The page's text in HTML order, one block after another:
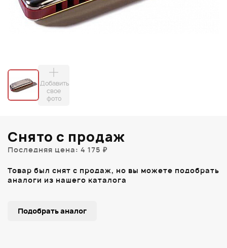
Добавить
свое
фото
Снято с продаж
Последняя цена: 4 175 ₽
Товар был снят с продаж, но вы можете подобрать
аналоги из нашего каталога
Подобрать аналог